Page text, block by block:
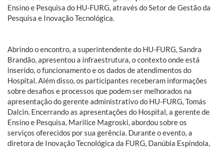
Ensino e Pesquisa do HU-FURG, através do Setor de Gestão da
Pesquisa e Inovação Tecnológica.
Abrindo o encontro, a superintendente do HU-FURG, Sandra
Brandão, apresentou a infraestrutura, o contexto onde está
inserido, o funcionamento e os dados de atendimentos do
Hospital. Além disso, os participantes receberam informações
sobre desafios e processos que podem ser melhorados na
apresentação do gerente administrativo do HU-FURG, Tomás
Dalcin. Encerrando as apresentações do Hospital, a gerente de
Ensino e Pesquisa, Marilice Magroski, abordou sobre os
serviços oferecidos por sua gerência. Durante o evento, a
diretora de Inovação Tecnológica da FURG, Danúbia Espíndola,